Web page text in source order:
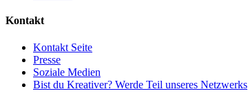
Kontakt
Kontakt Seite
Presse
Soziale Medien
Bist du Kreativer? Werde Teil unseres Netzwerks